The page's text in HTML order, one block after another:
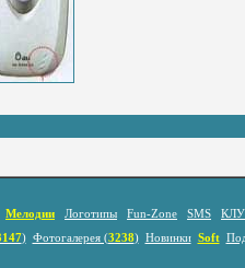
Мелодии Логотипы Fun-Zone SMS
) Фотогалерея (3238) Новинки Soft